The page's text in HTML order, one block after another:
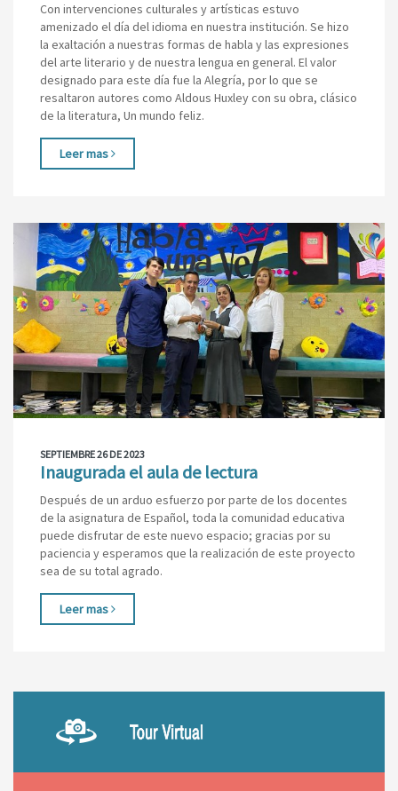
Con intervenciones culturales y artísticas estuvo
amenizado el día del idioma en nuestra institución. Se hizo
la exaltación a nuestras formas de habla y las expresiones
del arte literario y de nuestra lengua en general. El valor
designado para este día fue la Alegría, por lo que se
resaltaron autores como Aldous Huxley con su obra, clásico
de la literatura, Un mundo feliz.
Leer mas
SEPTIEMBRE 26 DE 2023
Inaugurada el aula de lectura
Después de un arduo esfuerzo por parte de los docentes
de la asignatura de Español, toda la comunidad educativa
puede disfrutar de este nuevo espacio; gracias por su
paciencia y esperamos que la realización de este proyecto
sea de su total agrado.
Leer mas